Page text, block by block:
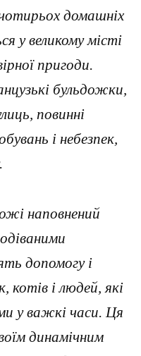
домашніх
у великому місті
пригоди.
бульдожки,
повинні
і небезпек,
наповнений
допомогу і
котів і людей, які
у важкі часи. Ця
динамічним